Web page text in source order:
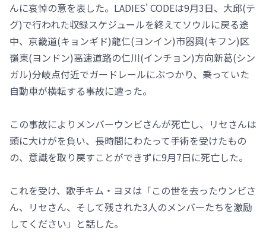
んに哀悼の意を表した。LADIES' CODEは9月3日、大邱(テ
グ)で行われた収録スケジュールを終えてソウルに戻る途
中、京畿道(キョンギド)龍仁(ヨンイン)市器興(キフン)区
嶺東(ヨンドン)高速道路の仁川(インチョン)方向新葛(シン
ガル)分岐点付近でガードレールにぶつかり、乗っていた
自動車が横転する事故に遭った。
この事故によりメンバーウンビさんが死亡し、リセさんは
頭に大けがを負い、長時間にわたって手術を受けたもの
の、意識を取り戻すことができずに9月7日に死亡した。
これを受け、歌手キム・ヨヌは「この世を去ったウンビさ
ん、リセさん、そして残された3人のメンバーたちを激励
してください」と話した。